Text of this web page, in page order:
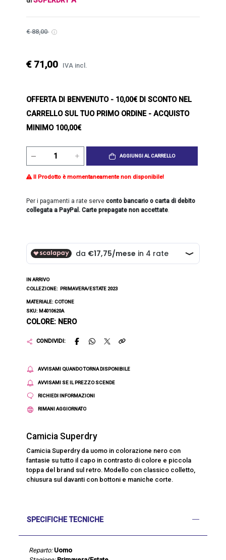
€ 88,00
€ 71,00 IVA incl.
OFFERTA DI BENVENUTO- 10,00€ DI SCONTO NEL
CARRELLO SUL TUO PRIMO ORDINE - ACQUISTO
MINIMO 100,00€
AGGIUNGI AL CARRELLO
Il Prodotto è momentaneamente non disponibile!
Per i pagamenti a rate serveconto bancario o carta di debito
collegata a PayPal. Carte prepagate non accettate.
IN ARRIVO
COLLEZIONE: PRIMAVERA/ESTATE 2023
MATERIALE: COTONE
SKU: M4010620A
COLORE: NERO
CONDIVIDI:
AVVISAMI QUANDO TORNA DISPONIBILE
AVVISAMI SE IL PREZZO SCENDE
RICHIEDI INFORMAZIONI
RIMANI AGGIORNATO
Camicia Superdry
Camicia Superdry da uomo in colorazione nero con
fantasie su tutto il capo in contrasto di colore e piccola
toppa del brand sul retro. Modello con classico colletto,
chiusura sul davanti con bottoni e maniche corte.
SPECIFICHE TECNICHE
Reparto: Uomo